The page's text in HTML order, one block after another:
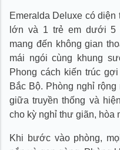
Emeralda Deluxe có
lớn và 1 trẻ em dưới 5
mang đến không gian
mái ngói cùng khung
Phong cách kiến trúc
Bắc Bộ. Phòng nghỉ
giữa truyền thống và
cho kỳ nghỉ thư giãn, hòa
Khi bước vào phòng,